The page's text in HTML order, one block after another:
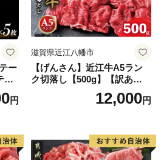
ー
ー
レ
(H0
円
滋賀県近江八幡市
【げんさん】近江牛A5ラン
ク切落し【500g】【訳あり】
12,000円